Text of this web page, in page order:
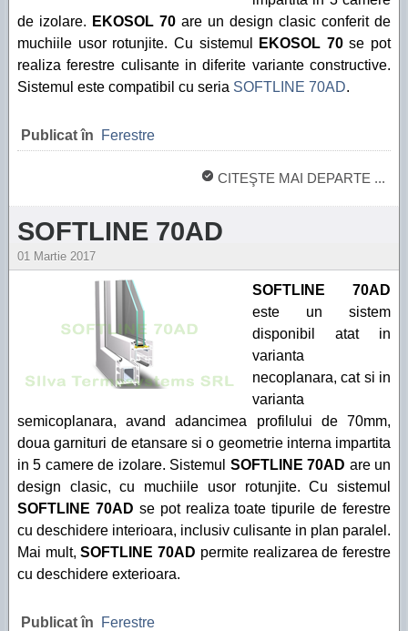
de izolare. EKOSOL 70 are un design clasic conferit de
muchiile usor rotunjite. Cu sistemul
EKOSOL 70se pot
realiza ferestre culisante in diferite variante constructive.
Sistemul este compatibil cu seria SOFTLINE 70AD.
Publicat în Ferestre
CITEŞTE MAI DEPARTE ...
SOFTLINE 70AD
01 Martie 2017
SOFTLINE 70AD
este un sistem
disponibil atat in
varianta
necoplanara, cat si in
varianta
semicoplanara, avand adancimea profilului de 70mm,
doua garnituri de etansare si o geometrie interna impartita
in 5 camere de izolare. Sistemul SOFTLINE 70AD are un
design clasic, cu muchiile usor rotunjite. Cu sistemul
SOFTLINE 70AD se pot realiza toate tipurile de ferestre
cu deschidere interioara, inclusiv culisante in plan paralel.
Mai mult,SOFTLINE 70AD permite realizarea de ferestre
cu deschidere exterioara.
Publicat în Ferestre